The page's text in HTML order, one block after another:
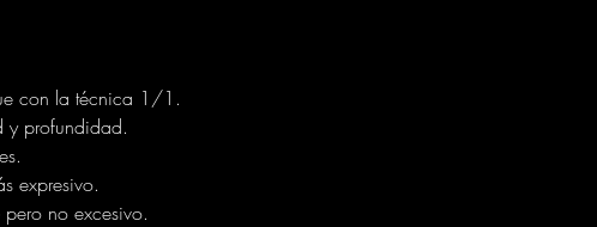
con la técnica 1/1.
y profundidad.
expresivo.
no excesivo.